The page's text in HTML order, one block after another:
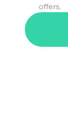
offers.